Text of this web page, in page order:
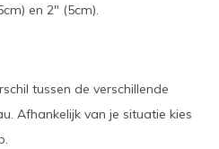
en 2" (5cm).
tussen de verschillende
Afhankelijk van je situatie kies